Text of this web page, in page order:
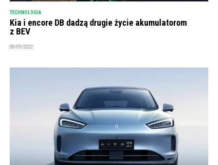
TECHNOLOGIA
Kia i encore DB dadzą drugie życie akumulatorom
z BEV
08/09/2022